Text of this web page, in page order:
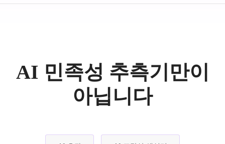
AI 민족성 추측기만이
아닙니다